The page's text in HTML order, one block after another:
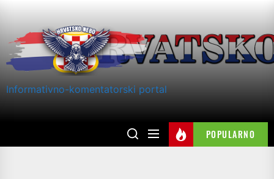
content
Informativno-komentatorski portal
POPULARNO